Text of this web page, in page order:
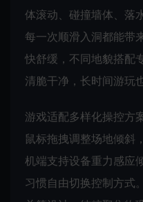
体滚动、碰撞墙体、落
每一次顺滑入洞都能带
快舒缓，不同地貌搭配
清脆干净，长时间游玩
游戏适配多样化操控方
鼠标拖拽调整场地倾斜
机端支持设备重力感应
习惯自由切换控制方式